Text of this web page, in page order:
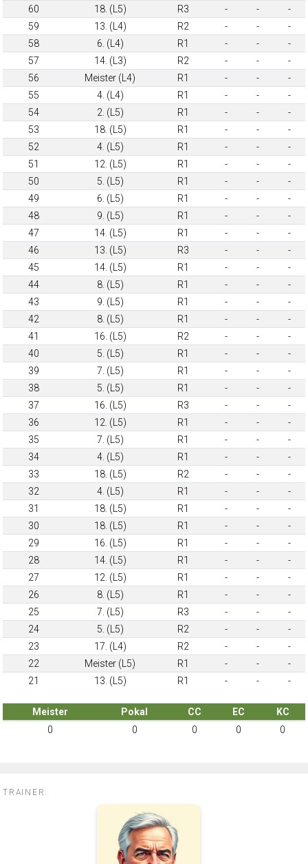
60
18. (L5) R3 - -
-
59
13. (L4) R2 - -
-
58
6. (L4) R1 - -
-
57
14. (L3) R2 - -
-
56
Meister (L4) R1 - -
-
55
4. (L4) R1 - -
-
54
2. (L5) R1 - -
-
53
18. (L5) R1 - -
-
52
4. (L5) R1 - -
-
51
12. (L5) R1 - -
-
50
5. (L5) R1 - -
-
49
6. (L5) R1 - -
-
48
9. (L5) R1 - -
-
47
14. (L5) R1 - -
-
46
13. (L5) R3 - -
-
45
14. (L5) R1 - -
-
44
8. (L5) R1 - -
-
43
9. (L5) R1 - -
-
42
8. (L5) R1 - -
-
41
16. (L5) R2 - -
-
40
5. (L5) R1 - -
-
39
7. (L5) R1 - -
-
38
5. (L5) R1 - -
-
37
16. (L5) R3 - -
-
36
12. (L5) R1 - -
-
35
7. (L5) R1 - -
-
34
4. (L5) R1 - -
-
33
18. (L5) R2 - -
-
32
4. (L5) R1 - -
-
31
18. (L5) R1 - -
-
30
18. (L5) R1 - -
-
29
16. (L5) R1 - -
-
28
14. (L5) R1 - -
-
27
12. (L5) R1 - -
-
26
8. (L5) R1 - -
-
25
7. (L5) R3 - -
-
24
5. (L5) R2 - -
-
23
17. (L4) R2 - -
-
22
Meister (L5) R1 - -
-
21
13. (L5) R1 - - -
Meister Pokal CC EC
KC
0
0 0 0 0
TRAINER: